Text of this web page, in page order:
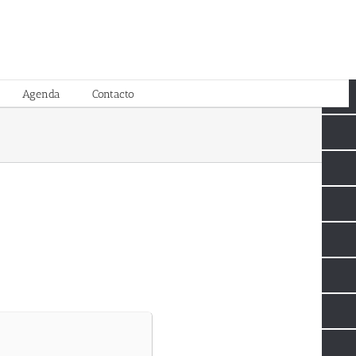
Agenda Contacto